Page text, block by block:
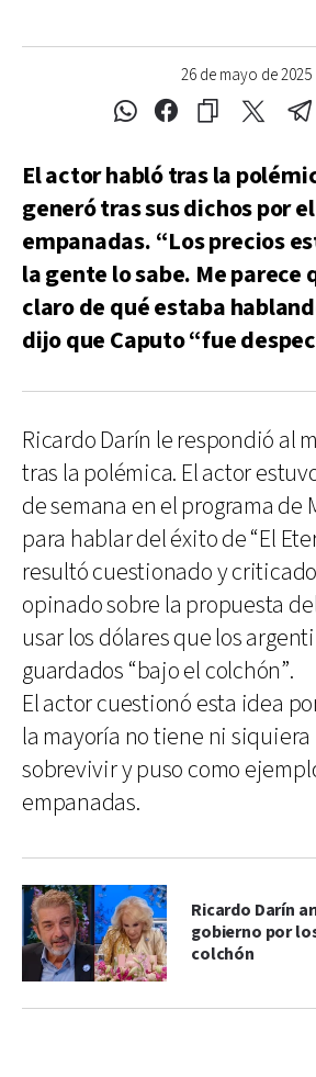
26 de mayo de 2025
El actor habló tras la
generó tras sus dichos por
empanadas. “Los precios
la gente lo sabe. Me parece
claro de qué estaba
dijo que Caputo “fue
Ricardo Darín le respondió al
tras la polémica. El actor
de semana en el programa de
para hablar del éxito de “El
resultó cuestionado y
opinado sobre la propuesta
usar los dólares que los
guardados “bajo el colchón”.
El actor cuestionó esta idea
la mayoría no tiene ni siquiera
sobrevivir y puso como
empanadas.
Ricardo Darín
gobierno por
colchón